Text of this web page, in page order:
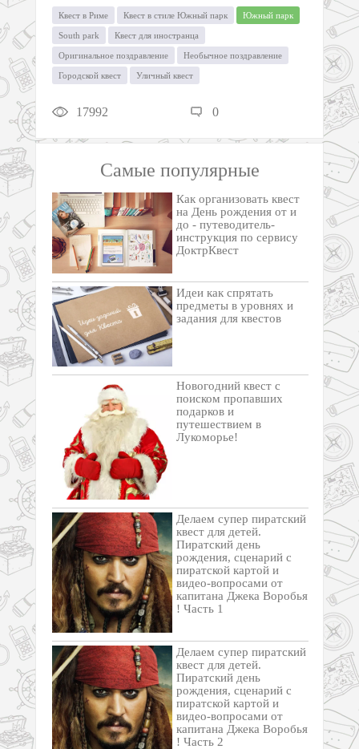
Квест в Риме Квест в стиле Южный парк Южный парк
South park Квест для иностранца
Оригинальное поздравление Необычное поздравление
Городской квест Уличный квест
17992 0
Самые популярные
Как организовать квест
на День рождения от и
до - путеводитель-
инструкция по сервису
ДоктрКвест
Идеи как спрятать
предметы в уровнях и
задания для квестов
Новогодний квест с
поиском пропавших
подарков и
путешествием в
Лукоморье!
Делаем супер пиратский
квест для детей.
Пиратский день
рождения, сценарий с
пиратской картой и
видео-вопросами от
капитана Джека Воробья
! Часть 1
Делаем супер пиратский
квест для детей.
Пиратский день
рождения, сценарий с
пиратской картой и
видео-вопросами от
капитана Джека Воробья
! Часть 2